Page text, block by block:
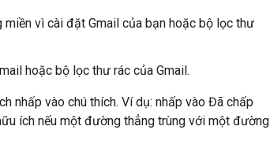
vì cài đặt Gmail của bạn hoặc bộ lọc thư
hoặc bộ lọc thư rác của Gmail.
nhấp vào chú thích. Ví dụ: nhấp vào Đã chấp
ích nếu một đường thẳng trùng với một đường